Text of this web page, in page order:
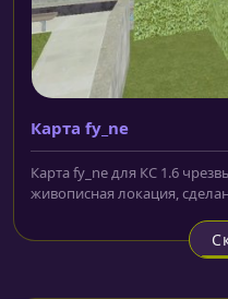
Карта fy_ne
Карта fy_ne для КС 1.6
живописная локация,